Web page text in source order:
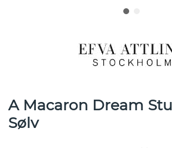
A Macaron Dream
Sølv